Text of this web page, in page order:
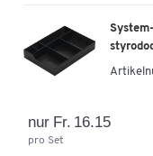
nur Fr. 16.15
pro Set